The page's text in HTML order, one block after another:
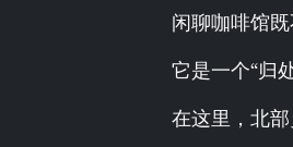
闲聊咖啡馆既
它是一个“归
在这里，北